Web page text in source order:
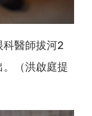
科醫師拔河2
（洪啟庭提